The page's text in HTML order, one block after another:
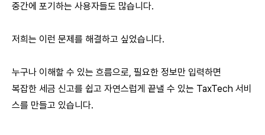
중간에 포기하는 사용자들도 많습니다.
저희는 이런 문제를 해결하고 싶었습니다.
누구나 이해할 수 있는 흐름으로, 필요한 정보만 입력하면
복잡한 세금 신고를 쉽고 자연스럽게 끝낼 수 있는 TaxTech 서비
스를 만들고 있습니다.